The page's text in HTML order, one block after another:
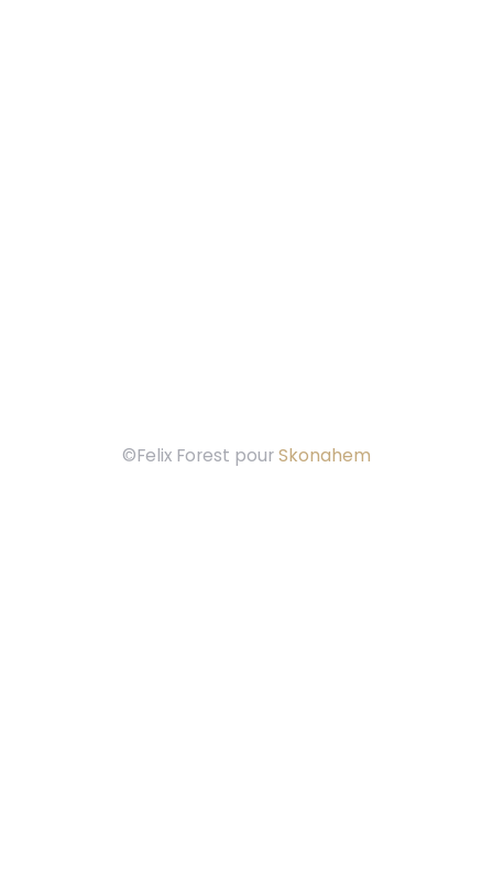
©Felix Forest pourSkonahem